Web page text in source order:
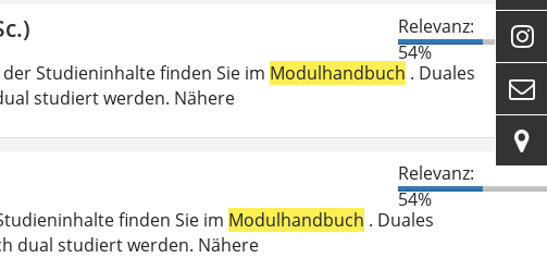
Relevanz:
54%
Studieninhalte finden Sie im Modulhandbuch . Duales
studiert werden. Nähere
Relevanz:
54%
finden Sie im Modulhandbuch . Duales
dual studiert werden. Nähere


